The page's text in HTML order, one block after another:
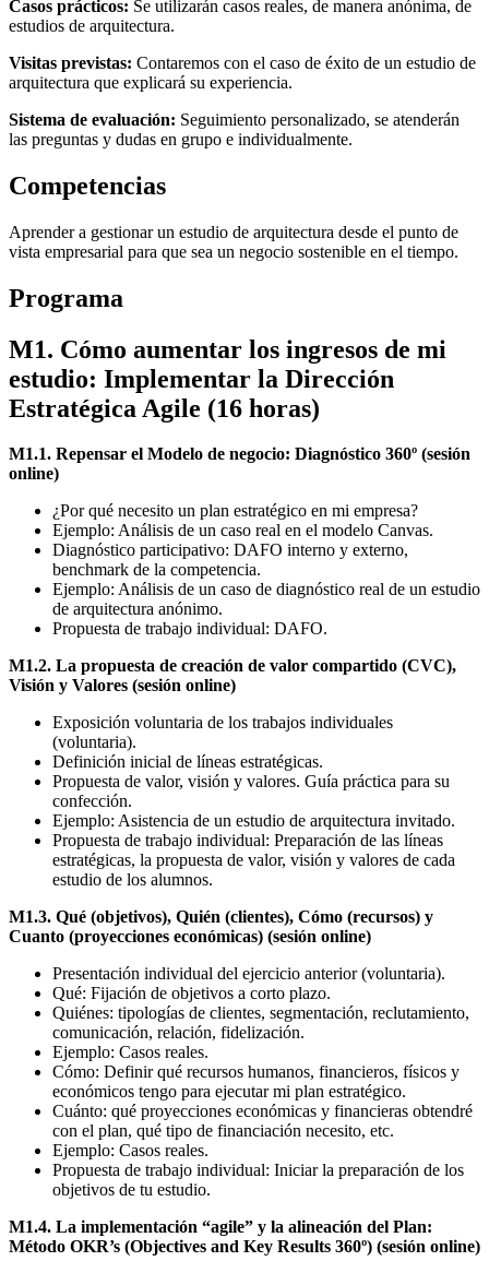
Casos prácticos: Se utilizarán casos reales, de manera anónima, de
estudios de arquitectura.
Visitas previstas: Contaremos con el caso de éxito de un estudio de
arquitectura que explicará su experiencia.
Sistema de evaluación: Seguimiento personalizado, se atenderán
las preguntas y dudas en grupo e individualmente.
Competencias
Aprender a gestionar un estudio de arquitectura desde el punto de
vista empresarial para que sea un negocio sostenible en el tiempo.
Programa
M1. Cómo aumentar los ingresos de mi
estudio: Implementar la Dirección
Estratégica Agile (16 horas)
M1.1. Repensar el Modelo de negocio: Diagnóstico 360º (sesión
online)
¿Por qué necesito un plan estratégico en mi empresa?
Ejemplo: Análisis de un caso real en el modelo Canvas.
Diagnóstico participativo: DAFO interno y externo,
benchmark de la competencia.
Ejemplo: Análisis de un caso de diagnóstico real de un estudio
de arquitectura anónimo.
Propuesta de trabajo individual: DAFO.
M1.2. La propuesta de creación de valor compartido (CVC),
Visión y Valores (sesión online)
Exposición voluntaria de los trabajos individuales
(voluntaria).
Definición inicial de líneas estratégicas.
Propuesta de valor, visión y valores. Guía práctica para su
confección.
Ejemplo: Asistencia de un estudio de arquitectura invitado.
Propuesta de trabajo individual: Preparación de las líneas
estratégicas, la propuesta de valor, visión y valores de cada
estudio de los alumnos.
M1.3. Qué (objetivos), Quién (clientes), Cómo (recursos) y
Cuanto (proyecciones económicas) (sesión online)
Presentación individual del ejercicio anterior (voluntaria).
Qué: Fijación de objetivos a corto plazo.
Quiénes: tipologías de clientes, segmentación, reclutamiento,
comunicación, relación, fidelización.
Ejemplo: Casos reales.
Cómo: Definir qué recursos humanos, financieros, físicos y
económicos tengo para ejecutar mi plan estratégico.
Cuánto: qué proyecciones económicas y financieras obtendré
con el plan, qué tipo de financiación necesito, etc.
Ejemplo: Casos reales.
Propuesta de trabajo individual: Iniciar la preparación de los
objetivos de tu estudio.
M1.4. La implementación “agile” y la alineación del Plan:
Método OKR’s (Objectives and Key Results 360º) (sesión online)